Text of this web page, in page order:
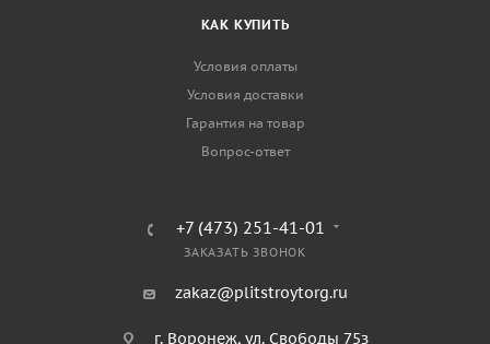
КАК КУПИТЬ
Условия оплаты
Условия доставки
Гарантия на товар
Вопрос-ответ
+7 (473) 251-41-01
ЗАКАЗАТЬ ЗВОНОК
zakaz@plitstroytorg.ru
г. Воронеж, ул. Свободы 75з